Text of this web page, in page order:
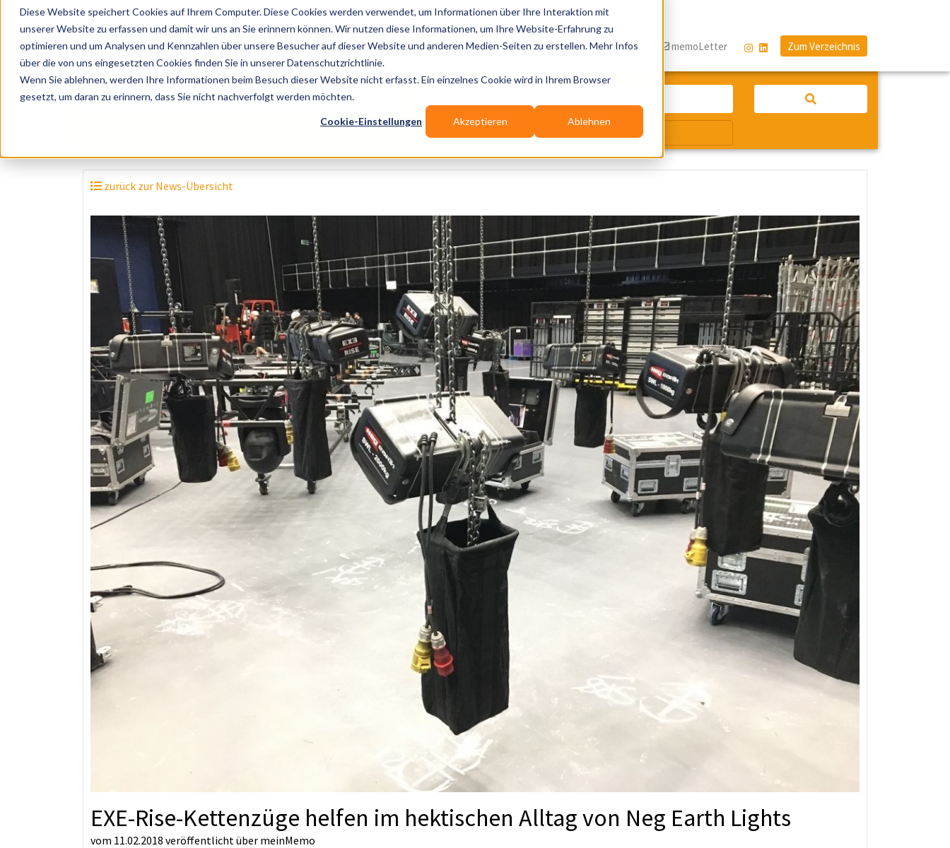
Diese Website speichert Cookies auf Ihrem Computer. Diese Cookies werden verwendet, um Informationen über Ihre Interaktion mit
unserer Website zu erfassen und damit wir uns an Sie erinnern können. Wir nutzen diese Informationen, um Ihre Website-Erfahrung zu
optimieren und um Analysen und Kennzahlen über unsere Besucher auf dieser Website und anderen Medien-Seiten zu erstellen. Mehr Infos
über die von uns eingesetzten Cookies finden Sie in unserer Datenschutzrichtlinie.
Wenn Sie ablehnen, werden Ihre Informationen beim Besuch dieser Website nicht erfasst. Ein einzelnes Cookie wird in Ihrem Browser
gesetzt, um daran zu erinnern, dass Sie nicht nachverfolgt werden möchten.
Cookie-Einstellungen Akzeptieren Ablehnen
zurück zur News-Übersicht
EXE-Rise-Kettenzüge helfen im hektischen Alltag von Neg Earth Lights
vom 11.02.2018 veröffentlicht über meinMemo
Publikationen Branchen-Infos Services Blog memoLetter Zum Verzeichnis
Künstler, Zelte, Bands, Catering, ...
Wir suchen für Dich